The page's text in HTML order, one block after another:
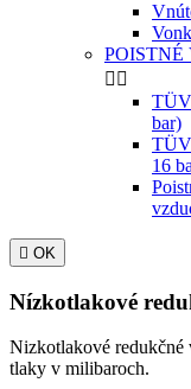
 
TÜV
bar)
TÜV
16
 OK
Nízkotlakové
Nizkotlakové
tlaky v milibaroch.